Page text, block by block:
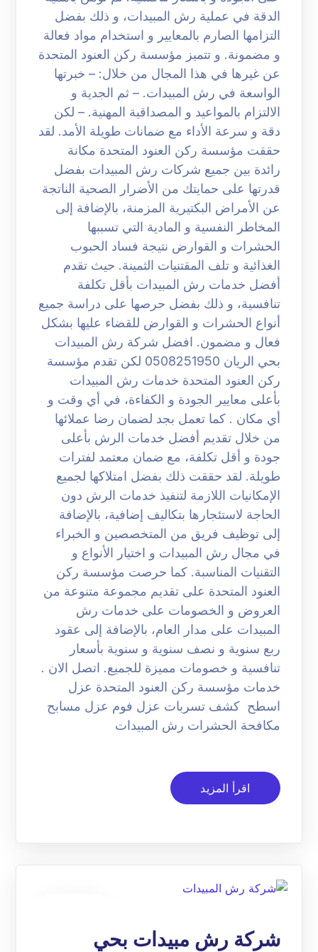
الدقة في عملية رش المبيدات، و ذلك بفضل
التزامها الصارم بالمعايير و استخدام مواد فعالة
و مضمونة. و تتميز مؤسسة ركن العنود المتحدة
عن غيرها في هذا المجال من خلال: – خبرتها
الواسعة في رش المبيدات. – ثم الجدية و
الالتزام بالمواعيد و المصداقية المهنية. – لكن
دقة و سرعة الأداء مع ضمانات طويلة الأمد. لقد
حققت مؤسسة ركن العنود المتحدة مكانة
رائدة بين جميع شركات رش المبيدات بفضل
قدرتها على حمايتك من الأضرار الصحية الناتجة
عن الأمراض البكتيرية المزمنة، بالإضافة إلى
المخاطر النفسية و المادية التي تسببها
الحشرات و القوارض نتيجة فساد الحبوب
الغذائية و تلف المقتنيات الثمينة. حيث تقدم
أفضل خدمات رش المبيدات بأقل تكلفة
تنافسية، و ذلك بفضل حرصها على دراسة جميع
أنواع الحشرات و القوارض للقضاء عليها بشكل
فعال و مضمون. افضل شركة رش المبيدات
بحي الريان 0508251950 لكن تقدم مؤسسة
ركن العنود المتحدة خدمات رش المبيدات
بأعلى معايير الجودة و الكفاءة، في أي وقت و
أي مكان . كما تعمل بجد لضمان رضا عملائها
من خلال تقديم أفضل خدمات الرش بأعلى
جودة و أقل تكلفة، مع ضمان معتمد لفترات
طويلة. لقد حققت ذلك بفضل امتلاكها لجميع
الإمكانيات اللازمة لتنفيذ خدمات الرش دون
الحاجة لاستئجارها بتكاليف إضافية، بالإضافة
إلى توظيف فريق من المتخصصين و الخبراء
في مجال رش المبيدات و اختيار الأنواع و
التقنيات المناسبة. كما حرصت مؤسسة ركن
العنود المتحدة على تقديم مجموعة متنوعة من
العروض و الخصومات على خدمات رش
المبيدات على مدار العام، بالإضافة إلى عقود
ربع سنوية و نصف سنوية و سنوية بأسعار
تنافسية و خصومات مميزة للجميع. اتصل الان .
خدمات مؤسسة ركن العنود المتحدة عزل
اسطح كشف تسربات عزل فوم عزل مسابح
مكافحة الحشرات رش المبيدات
اقرأ المزيد
شركة رش مبيدات بحي